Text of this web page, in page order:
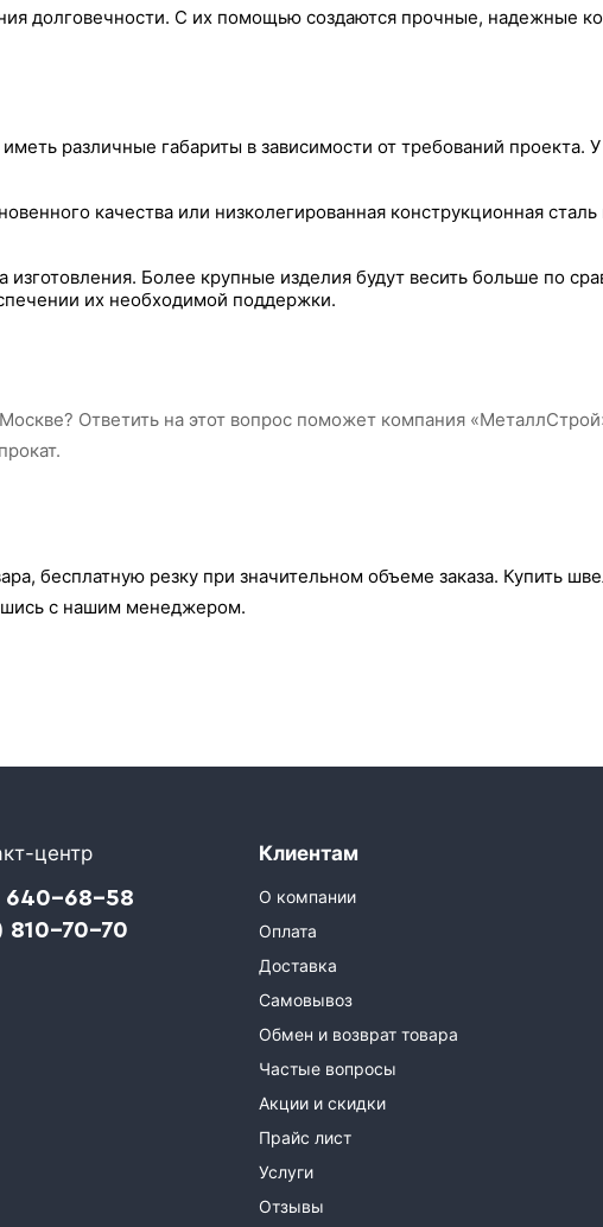
долговечности. С их помощью создаются прочные, надежные
различные габариты в зависимости от требований проекта.
качества или низколегированная конструкционная
изготовления. Более крупные изделия будут весить больше по
их необходимой поддержки.
Ответить на этот вопрос поможет компания
бесплатную резку при значительном объеме заказа. Купить
с нашим менеджером.
центр
640-68-58
810-70-70
Клиентам
О компании
Оплата
Доставка
Самовывоз
Обмен и возврат товара
Частые вопросы
Акции и скидки
Прайс лист
Услуги
Отзывы